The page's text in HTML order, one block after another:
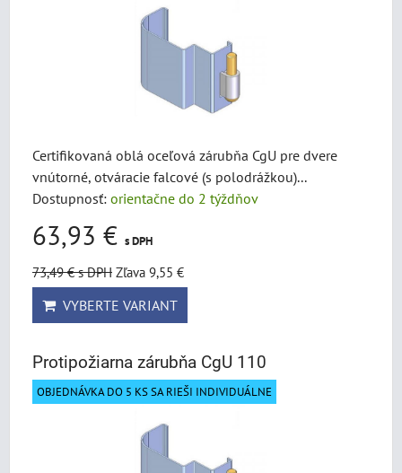
Certifikovaná oblá oceľová zárubňa CgU pre dvere
vnútorné, otváracie falcové (s polodrážkou)...
Dostupnosť: orientačne do 2 týždňov
63,93 € s DPH
73,49 €s DPH Zľava 9,55 €
VYBERTE VARIANT
Protipožiarna zárubňa CgU 110
OBJEDNÁVKA DO 5 KS SA RIEŠI INDIVIDUÁLNE